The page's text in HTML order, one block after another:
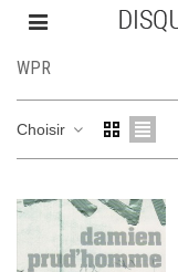
WPR
Choisir